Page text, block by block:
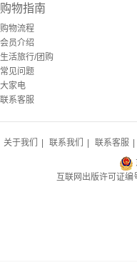
购物指南
购物流程
会员介绍
生活旅行/团购
常见问题
大家电
联系客服
关于我们 联系我们 联系客服
互联网出版许可证